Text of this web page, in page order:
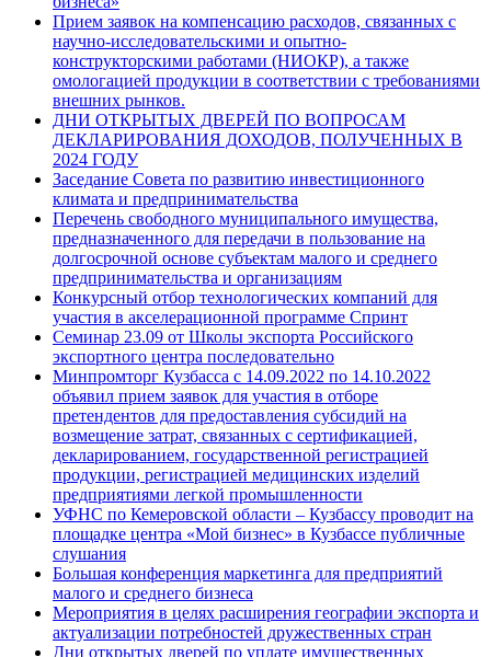
Прием заявок на компенсацию расходов, связанных с
научно-исследовательскими и опытно-
конструкторскими работами (НИОКР), а также
омологацией продукции в соответствии с требованиями
внешних рынков.
ДНИ ОТКРЫТЫХ ДВЕРЕЙ ПО ВОПРОСАМ
ДЕКЛАРИРОВАНИЯ ДОХОДОВ, ПОЛУЧЕННЫХ В
2024 ГОДУ
Заседание Совета по развитию инвестиционного
климата и предпринимательства
Перечень свободного муниципального имущества,
предназначенного для передачи в пользование на
долгосрочной основе субъектам малого и среднего
предпринимательства и организациям
Конкурсный отбор технологических компаний для
участия в акселерационной программе Спринт
Семинар 23.09 от Школы экспорта Российского
экспортного центра последовательно
Минпромторг Кузбасса с 14.09.2022 по 14.10.2022
объявил прием заявок для участия в отборе
претендентов для предоставления субсидий на
возмещение затрат, связанных с сертификацией,
декларированием, государственной регистрацией
продукции, регистрацией медицинских изделий
предприятиями легкой промышленности
УФНС по Кемеровской области – Кузбассу проводит на
площадке центра «Мой бизнес» в Кузбассе публичные
слушания
Большая конференция маркетинга для предприятий
малого и среднего бизнеса
Мероприятия в целях расширения географии экспорта и
актуализации потребностей дружественных стран
Дни открытых дверей по уплате имущественных